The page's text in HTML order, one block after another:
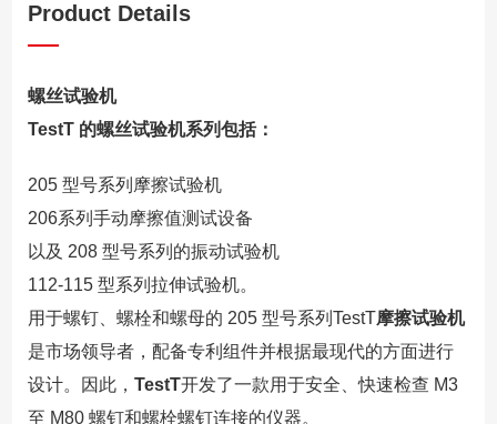
Product Details
螺丝试验机
TestT 的螺丝试验机系列包括：
205 型号系列摩擦试验机
206系列手动摩擦值测试设备
以及 208 型号系列的振动试验机
112-115 型系列拉伸试验机。
用于螺钉、螺栓和螺母的 205 型号系列TestT摩擦试验机
是市场领导者，配备专利组件并根据最现代的方面进行
设计。因此， TestT开发了一款用于安全、快速检查 M3
至 M80 螺钉和螺栓螺钉连接的仪器。